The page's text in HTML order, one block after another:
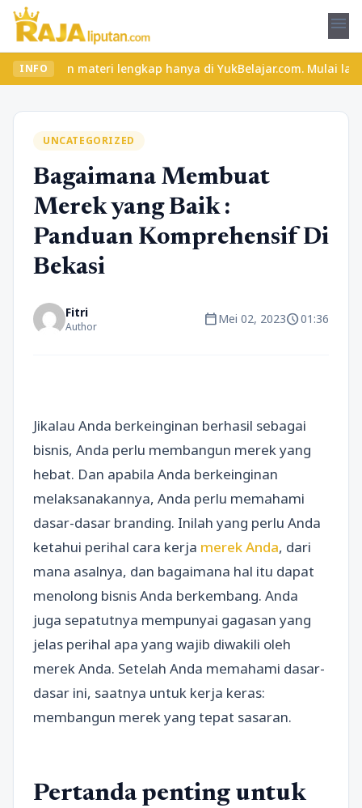
menu
INFO
materi lengkap hanya di YukBelajar.com. Mulai langkah
UNCATEGORIZED
Bagaimana Membuat
Merek yang Baik :
Panduan Komprehensif Di
Bekasi
Fitri
Author calendar_todayMei 02, 2023schedule01:36
Jikalau Anda berkeinginan berhasil sebagai
bisnis, Anda perlu membangun merek yang
hebat. Dan apabila Anda berkeinginan
melaksanakannya, Anda perlu memahami
dasar-dasar branding. Inilah yang perlu Anda
ketahui perihal cara kerja merek Anda, dari
mana asalnya, dan bagaimana hal itu dapat
menolong bisnis Anda berkembang. Anda
juga sepatutnya mempunyai gagasan yang
jelas perihal apa yang wajib diwakili oleh
merek Anda. Setelah Anda memahami dasar-
dasar ini, saatnya untuk kerja keras:
membangun merek yang tepat sasaran.
Pertanda penting untuk